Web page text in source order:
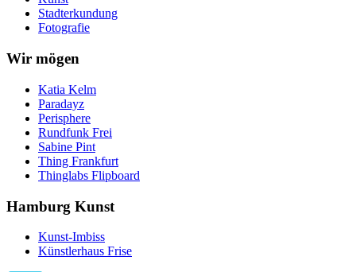
Stadterkundung
Fotografie
Wir mögen
Katia Kelm
Paradayz
Perisphere
Rundfunk Frei
Sabine Pint
Thing Frankfurt
Thinglabs Flipboard
Hamburg Kunst
Kunst-Imbiss
Künstlerhaus Frise